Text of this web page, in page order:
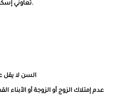
تعاوني إسكاني (بالنسبة لمحدودي الدخل).
السن لا يقل عن 21 عامًا ولا يزيد عن
عدم إمتلاك الزوج أو الزوجة أو الأبناء